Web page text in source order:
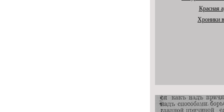
Красная
Хроники